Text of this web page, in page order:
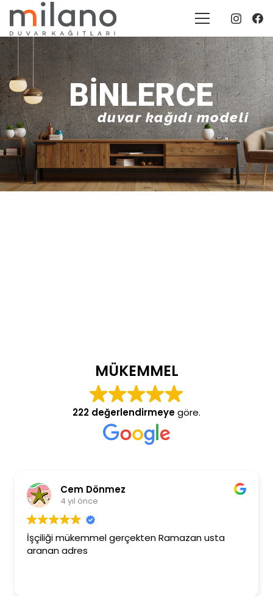
BINLERCE
duvar kağıdı modeli
MÜKEMMEL
222 değerlendirmeyegöre.
Cem Dönmez
4 yıl önce
İşçiliği mükemmel gerçekten Ramazan usta
aranan adres